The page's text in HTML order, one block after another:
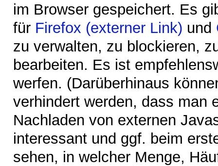
im Browser gespeichert. Es
für Firefox (externer Link) und
zu verwalten, zu blockieren,
bearbeiten. Es ist
werfen. (Darüberhinaus
verhindert werden, dass man
Nachladen von externen
interessant und ggf. beim
sehen, in welcher Menge,